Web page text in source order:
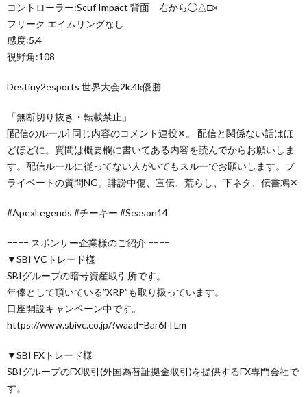
コントローラー:Scuf Impact 背面 右から◯△□×
フリーク エイムリングなし
感度:5.4
視野角:108
Destiny2esports 世界大会2k.4k優勝
「無断切り抜き・転載禁止」
[配信のルール] 同じ内容のコメント連投✕。 配信と関係ない話はほ
どほどに。質問は概要欄に書いてある内容を読んでからお願いしま
す。配信ルールに従ってない人がいてもスルーでお願いします。プ
ライベートの質問NG。誹謗中傷、宣伝、荒らし、下ネタ、伝書鳩✕
#ApexLegends #チーキー #Season14
==== スポンサー企業様のご紹介 ====
▼SBI VCトレード様
SBIグループの暗号資産取引所です。
年俸として頂いている”XRP”も取り扱っています。
口座開設キャンペーン中です。
https://www.sbivc.co.jp/?waad=Bar6fTLm
▼SBI FXトレード様
SBIグループのFX取引(外国為替証拠金取引)を提供するFX専門会社で
す。